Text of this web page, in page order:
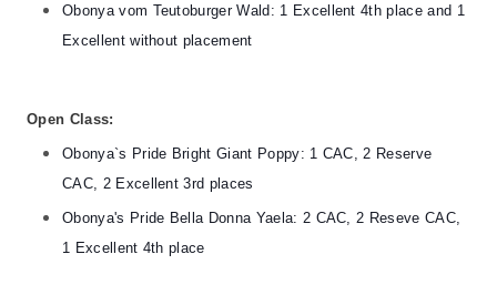
Obonya vom Teutoburger Wald: 1 Excellent 4th place and 1
Excellent without placement
Open Class:
Obonya`s Pride Bright Giant Poppy: 1 CAC, 2 Reserve
CAC, 2 Excellent 3rd places
Obonya's Pride Bella Donna Yaela: 2 CAC, 2 Reseve CAC,
1 Excellent 4th place